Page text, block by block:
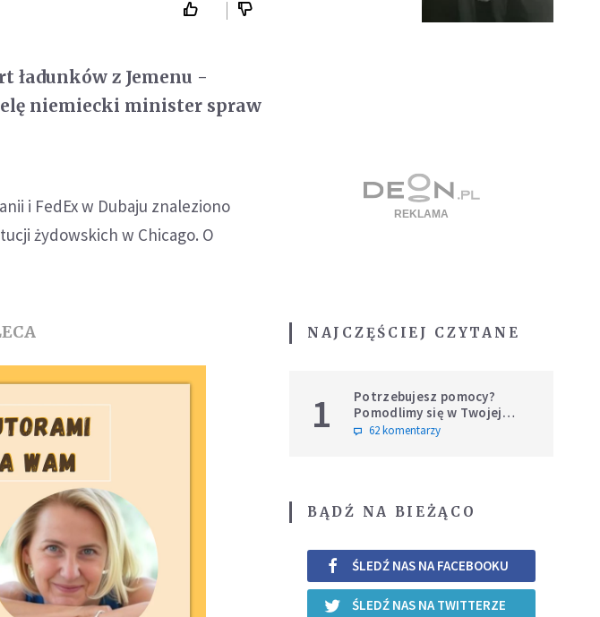
ładunków z Jemenu -
niemiecki minister spraw
i FedEx w Dubaju znaleziono
żydowskich w Chicago. O
NAJCZĘŚCIEJ CZYTANE
1
Potrzebujesz pomocy?
Pomodlimy się w Twojej
intencji
62 komentarzy
BĄDŹ NA BIEŻĄCO
ŚLEDŹ NAS NA FACEBOOKU
ŚLEDŹ NAS NA TWITTERZE